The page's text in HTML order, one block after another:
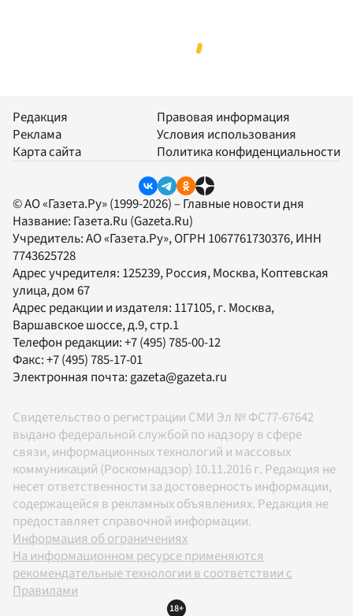
Редакция
Реклама
Карта сайта
Правовая информация
Условия использования
Политика конфиденциальности
© АО «Газета.Ру» (1999-2026) – Главные новости дня
Название: Газета.Ru (Gazeta.Ru)
Учредитель:АО «Газета.Ру», ОГРН 1067761730376, ИНН
7743625728
Адрес учредителя: 125239, Россия, Москва, Коптевская
улица, дом 67
Адрес редакции и издателя: 117105, г. Москва,
Варшавское шоссе, д.9, стр.1
Телефон редакции:+7 (495) 785-00-12
Факс:+7 (495) 785-17-01
Электронная почта:gazeta@gazeta.ru
Свидетельство о регистрации СМИ Эл № ФС77-67642
выдано федеральной службой по надзору в сфере
связи, информационных технологий и массовых
коммуникаций (Роскомнадзор) 10.11.2016 г. Редакция не
несет ответственности за достоверность информации,
содержащейся в рекламных объявлениях. Редакция не
предоставляет справочной информации.
Информация об ограничениях
На информационном ресурсе применяются
рекомендательные технологии в соответствии с
Правилами
18+